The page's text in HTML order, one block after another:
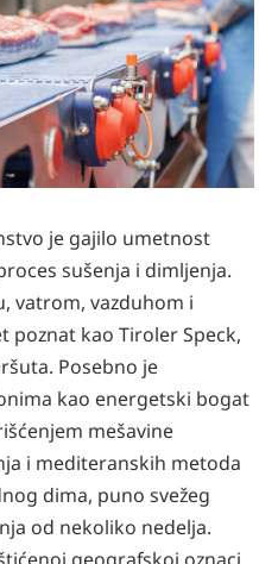
je gajilo umetnost
sušenja i dimljenja.
vatrom, vazduhom i
poznat kao Tiroler Speck,
Posebno je
kao energetski bogat
mešavine
i mediteranskih metoda
dima, puno svežeg
od nekoliko nedelja.